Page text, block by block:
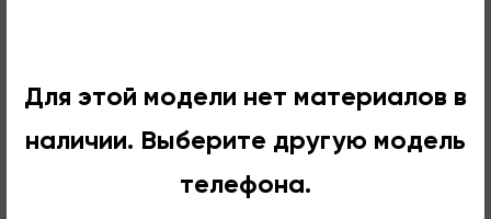
Для этой модели нет материалов в
наличии. Выберите другую модель
телефона.